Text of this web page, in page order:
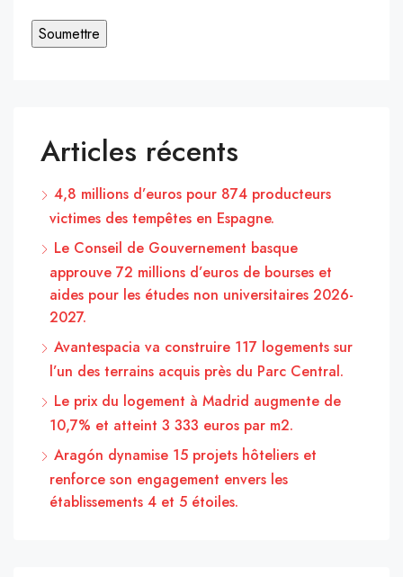
Articles récents
4,8 millions d’euros pour 874 producteurs
victimes des tempêtes en Espagne.
Le Conseil de Gouvernement basque
approuve 72 millions d’euros de bourses et
aides pour les études non universitaires 2026-
2027.
Avantespacia va construire 117 logements sur
l’un des terrains acquis près du Parc Central.
Le prix du logement à Madrid augmente de
10,7% et atteint 3 333 euros par m2.
Aragón dynamise 15 projets hôteliers et
renforce son engagement envers les
établissements 4 et 5 étoiles.